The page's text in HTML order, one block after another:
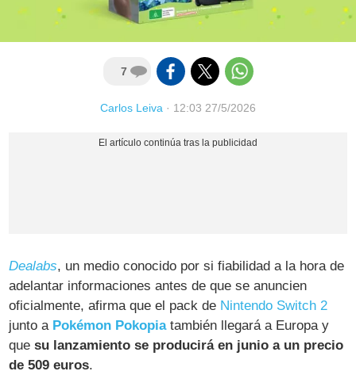
7
Carlos Leiva · 12:03 27/5/2026
Dealabs, un medio conocido por si fiabilidad a la hora de
adelantar informaciones antes de que se anuncien
oficialmente, afirma que el pack de Nintendo Switch 2
junto a Pokémon Pokopiatambién llegará a Europa y
quesu lanzamiento se producirá en junio a un precio
de 509 euros.